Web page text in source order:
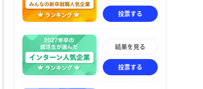
投票する
結果を見る
投票する